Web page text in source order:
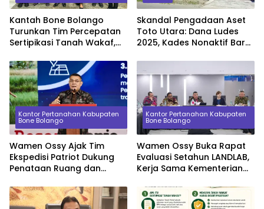
Kantah Bone Bolango
Turunkan Tim Percepatan
Sertipikasi Tanah Wakaf,
KUA
Skandal Pengadaan Aset
Toto Utara: Dana Ludes
2025, Kades Nonaktif Baru
Spesifikasi di 2026
Kantor Pertanahan Kabupaten
Bone Bolango
Wamen Ossy Ajak Tim
Ekspedisi Patriot Dukung
Penataan Ruang dan
Pertanahan di Kawasan
Transmigrasi
Kantor Pertanahan Kabupaten
Bone Bolango
Wamen Ossy Buka Rapat
Evaluasi Setahun LANDLAB,
Kerja Sama Kementerian